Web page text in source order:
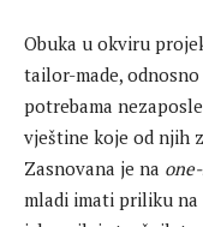
Obuka u okviru
tailor-made,
potrebama
vještine koje od njih
Zasnovana je na
mladi imati priliku na